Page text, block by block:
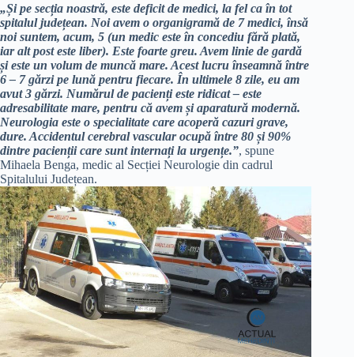
„Și pe secția noastră, este deficit de medici, la fel ca în tot
spitalul județean. Noi avem o organigramă de 7 medici, însă
noi suntem, acum, 5 (un medic este în concediu fără plată,
iar alt post este liber). Este foarte greu. Avem linie de gardă
și este un volum de muncă mare. Acest lucru înseamnă între
6 – 7 gărzi pe lună pentru fiecare. În ultimele 8 zile, eu am
avut 3 gărzi. Numărul de pacienți este ridicat – este
adresabilitate mare, pentru că avem și aparatură modernă.
Neurologia este o specialitate care acoperă cazuri grave,
dure. Accidentul cerebral vascular ocupă între 80 și 90%
dintre pacienții care sunt internați la urgențe.”, spune
Mihaela Benga, medic al Secției Neurologie din cadrul
Spitalului Județean.